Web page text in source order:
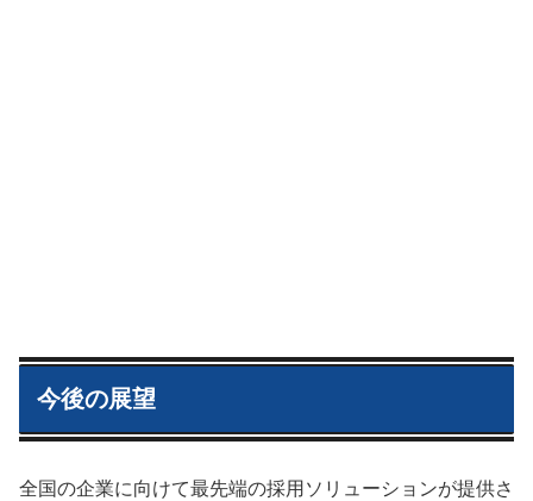
今後の展望
全国の企業に向けて最先端の採用ソリューションが提供さ